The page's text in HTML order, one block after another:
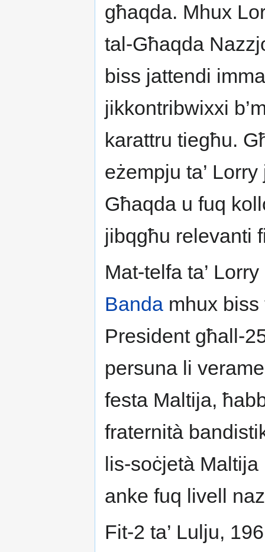
għaqda. Mhux
tal-Għaqda
biss jattendi
jikkontribwixxi
karattru tiegħu.
eżempju ta’
Għaqda u fuq
jibqgħu relevanti
Mat-telfa ta’
Banda mhux
President għall-
persuna li
festa Maltija,
fraternità
lis-soċjetà Maltija
anke fuq livell
Fit-2 ta’ Lulju,